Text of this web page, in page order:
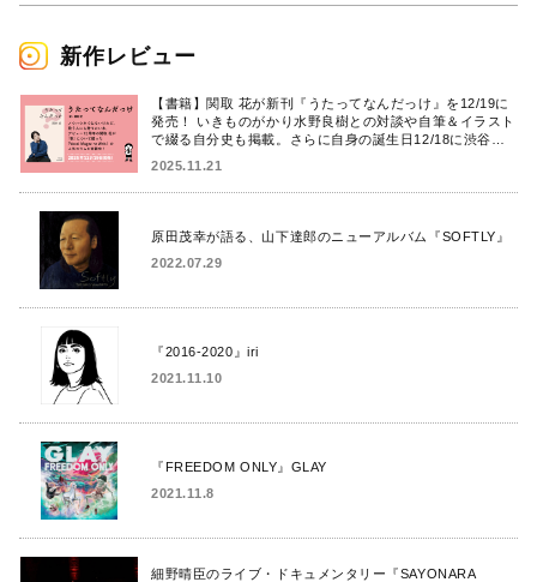
新作レビュー
【書籍】関取 花が新刊『うたってなんだっけ』を12/19に
発売！ いきものがかり水野良樹との対談や自筆＆イラスト
で綴る自分史も掲載。さらに自身の誕生日12/18に渋谷で
2025.11.21
原田茂幸が語る、山下達郎のニューアルバム『SOFTLY』
2022.07.29
『2016-2020』iri
2021.11.10
『FREEDOM ONLY』GLAY
2021.11.8
細野晴臣のライブ・ドキュメンタリー『SAYONARA